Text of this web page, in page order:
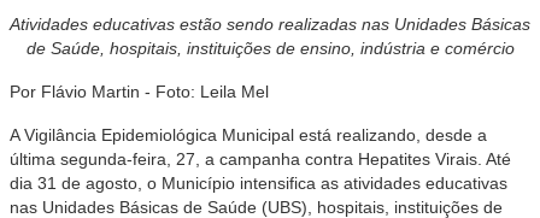
Atividades educativas estão sendo realizadas nas Unidades Básicas
de Saúde, hospitais, instituições de ensino, indústria e comércio
Por Flávio Martin - Foto: Leila Mel
A Vigilância Epidemiológica Municipal está realizando, desde a
última segunda-feira, 27, a campanha contra Hepatites Virais. Até
dia 31 de agosto, o Município intensifica as atividades educativas
nas Unidades Básicas de Saúde (UBS), hospitais, instituições de